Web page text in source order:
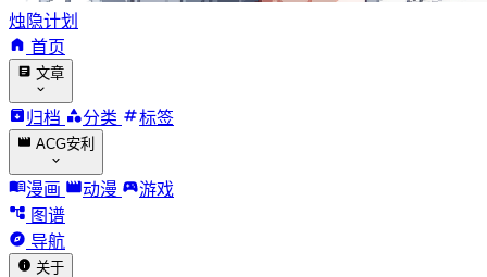
烛隐计划
首页
文章
归档 分类 标签
ACG安利
漫画 动漫
游戏
图谱
导航
关于